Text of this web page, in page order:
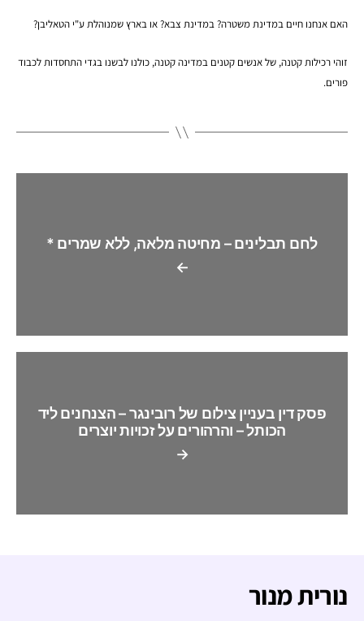
האם אנחנו חיים במדינת משטרה? במדינת צבא? או בארץ שמנוהלת ע"י הטאליבן?
זוהי רכילות קטנה, של אנשים קטנים במדינה קטנה, כולנו לבשנו בגדי התחסדותלכבוד
פורים.
←
לחם תבלינים – מחיטה מלאה, ללא שמרים *
→
פסק דין בעניין צילום של רובינגר – הצנחנים ליד
הכותל – והרהורים על זכויות יוצרים
נורית מנור